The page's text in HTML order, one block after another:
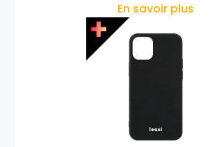
En savoir plus